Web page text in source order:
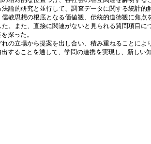
論的研究と並行して、調査データに関する統計的
教思想の根底となる価値観、伝統的道徳観に焦点
。また、直接に関連がないと見られる質問項目に
探った。
の立場から提案を出し合い、積み重ねることによ
することを通して、学問の連携を実現し、新しい